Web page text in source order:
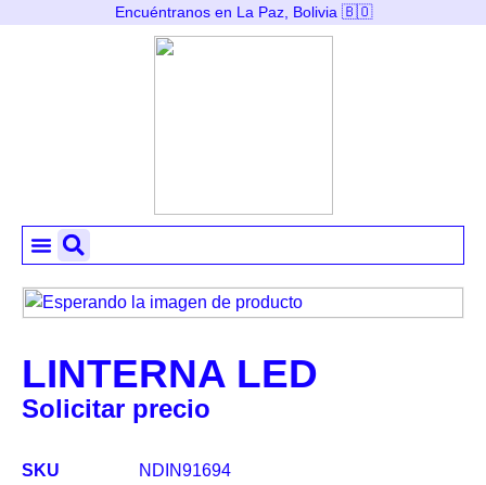
Encuéntranos en La Paz, Bolivia 🇧🇴
LINTERNA LED
Solicitar precio
SKU
NDIN91694